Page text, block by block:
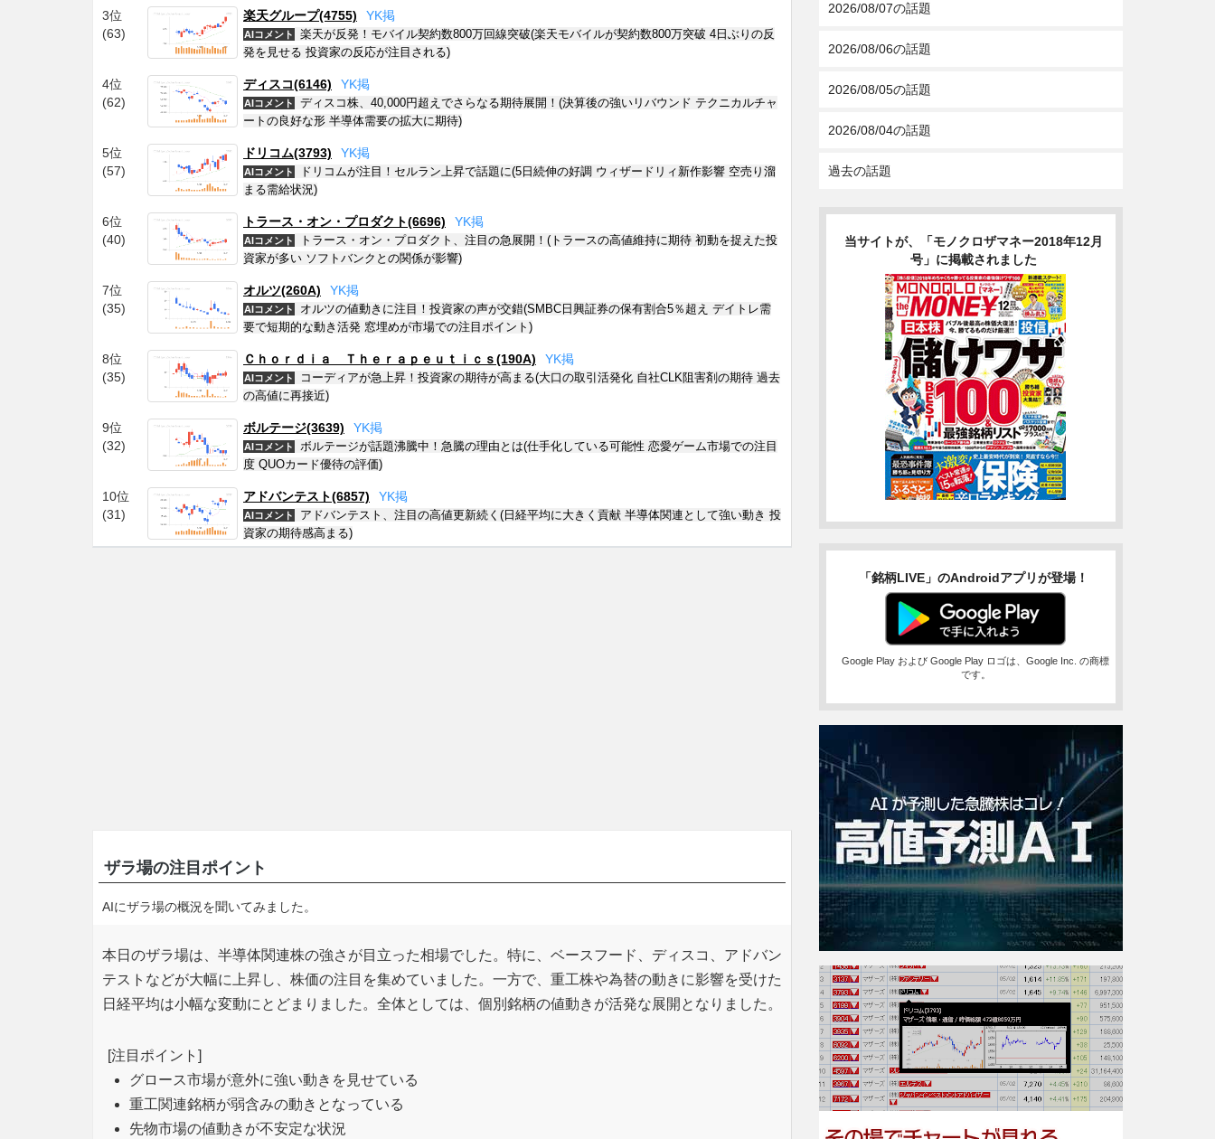
3位
(63)
楽天グループ(4755) YK掲
AIコメント
楽天が反発！モバイル契約数800万回線突破(楽天モバイルが契約数800万突破 4日ぶりの反
発を見せる 投資家の反応が注目される)
4位
(62)
ディスコ(6146) YK掲
AIコメント
ディスコ株、40,000円超えでさらなる期待展開！(決算後の強いリバウンド テクニカルチャ
ートの良好な形 半導体需要の拡大に期待)
5位
(57)
ドリコム(3793) YK掲
AIコメント
ドリコムが注目！セルラン上昇で話題に(5日続伸の好調 ウィザードリィ新作影響 空売り溜
まる需給状況)
6位
(40)
トラース・オン・プロダクト(6696) YK掲
AIコメント
トラース・オン・プロダクト、注目の急展開！(トラースの高値維持に期待 初動を捉えた投
資家が多い ソフトバンクとの関係が影響)
7位
(35)
オルツ(260A) YK掲
AIコメント
オルツの値動きに注目！投資家の声が交錯(SMBC日興証券の保有割合5％超え デイトレ需
要で短期的な動き活発 窓埋めが市場での注目ポイント)
8位
(35)
Ｃｈｏｒｄｉａ Ｔｈｅｒａｐｅｕｔｉｃｓ(190A) YK掲
AIコメント
コーディアが急上昇！投資家の期待が高まる(大口の取引活発化 自社CLK阻害剤の期待 過去
の高値に再接近)
9位
(32)
ボルテージ(3639) YK掲
AIコメント
ボルテージが話題沸騰中！急騰の理由とは(仕手化している可能性 恋愛ゲーム市場での注目
度 QUOカード優待の評価)
10位
(31)
アドバンテスト(6857) YK掲
AIコメント
アドバンテスト、注目の高値更新続く(日経平均に大きく貢献 半導体関連として強い動き 投
資家の期待感高まる)
ザラ場の注目ポイント
AIにザラ場の概況を聞いてみました。
本日のザラ場は、半導体関連株の強さが目立った相場でした。特に、ベースフード、ディスコ、アドバン
テストなどが大幅に上昇し、株価の注目を集めていました。一方で、重工株や為替の動きに影響を受けた
日経平均は小幅な変動にとどまりました。全体としては、個別銘柄の値動きが活発な展開となりました。
[注目ポイント]
グロース市場が意外に強い動きを見せている
重工関連銘柄が弱含みの動きとなっている
先物市場の値動きが不安定な状況
2026/08/07の話題
2026/08/06の話題
2026/08/05の話題
2026/08/04の話題
過去の話題
当サイトが、「モノクロザマネー2018年12月
号」に掲載されました
「銘柄LIVE」のAndroidアプリが登場！
Google Play および Google Play ロゴは、Google Inc. の商標
です。